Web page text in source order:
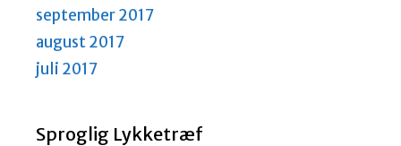
september 2017
august 2017
juli 2017
Sproglig Lykketræf